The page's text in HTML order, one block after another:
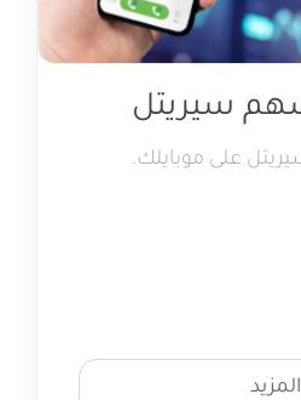
سيريتل
على موبايلك.
المزيد